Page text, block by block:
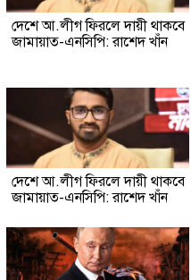
দেশে আ.লীগ ফিরলে দায়ী থাকবে
জামায়াত-এনসিপি: রাশেদ খাঁন
দেশে আ.লীগ ফিরলে দায়ী থাকবে
জামায়াত-এনসিপি: রাশেদ খাঁন